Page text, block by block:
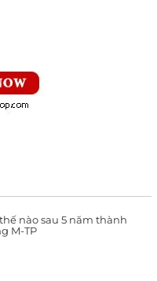
nào sau 5 năm thành
M-TP